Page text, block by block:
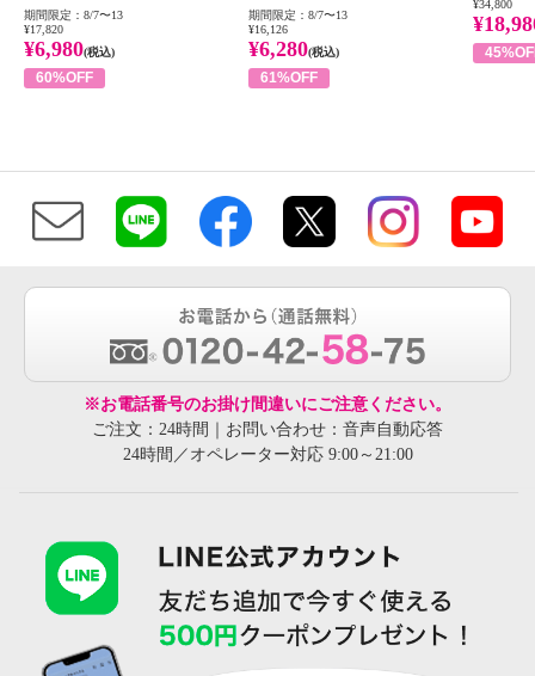
期間限定：8/7〜13
¥17,820
¥6,980(税込)
60%OFF
期間限定：8/7〜13
¥16,126
¥6,280(税込)
61%OFF
¥34,800
※お電話番号のお掛け間違いにご注意ください。
ご注文：24時間｜お問い合わせ：音声自動応答
24時間／オペレーター対応 9:00～21:00